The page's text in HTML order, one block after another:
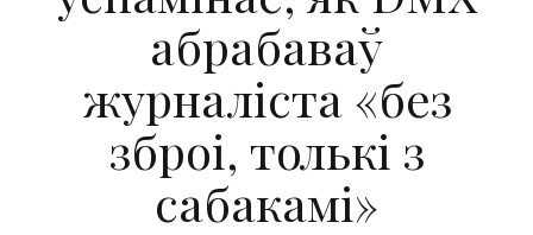
абрабаваў
журналіста «без
зброі, толькі з
сабакамі»